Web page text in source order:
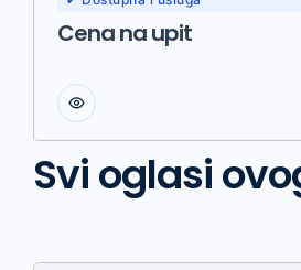
Cena na upit
Svi oglasi